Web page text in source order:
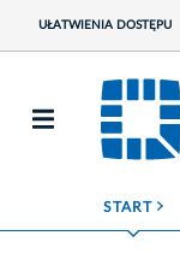
UŁATWIENIA DOSTĘPU
START